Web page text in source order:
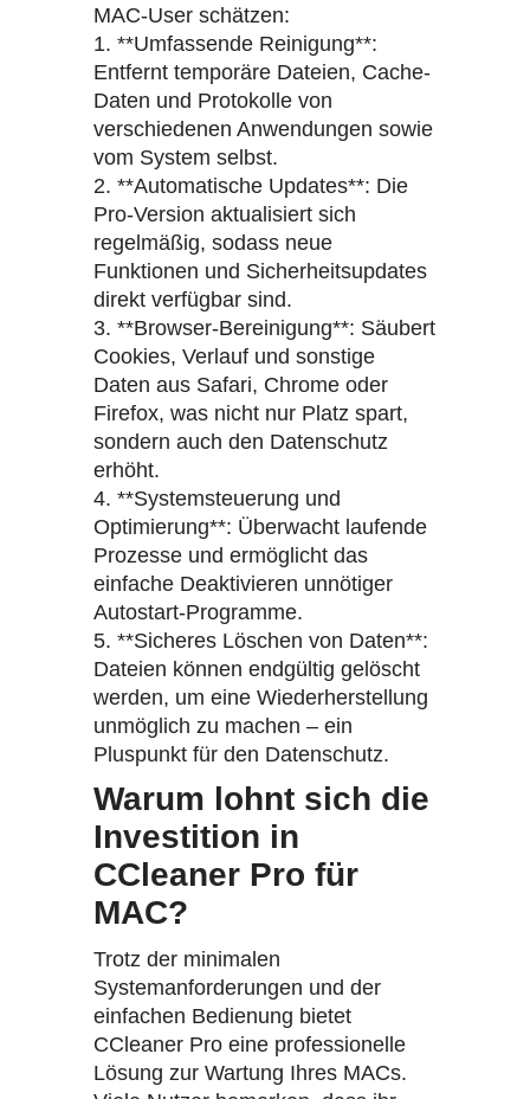
MAC-User schätzen:
1. **Umfassende Reinigung**:
Entfernt temporäre Dateien, Cache-
Daten und Protokolle von
verschiedenen Anwendungen sowie
vom System selbst.
2. **Automatische Updates**: Die
Pro-Version aktualisiert sich
regelmäßig, sodass neue
Funktionen und Sicherheitsupdates
direkt verfügbar sind.
3. **Browser-Bereinigung**: Säubert
Cookies, Verlauf und sonstige
Daten aus Safari, Chrome oder
Firefox, was nicht nur Platz spart,
sondern auch den Datenschutz
erhöht.
4. **Systemsteuerung und
Optimierung**: Überwacht laufende
Prozesse und ermöglicht das
einfache Deaktivieren unnötiger
Autostart-Programme.
5. **Sicheres Löschen von Daten**:
Dateien können endgültig gelöscht
werden, um eine Wiederherstellung
unmöglich zu machen – ein
Pluspunkt für den Datenschutz.
Warum lohnt sich die
Investition in
CCleaner Pro für
MAC?
Trotz der minimalen
Systemanforderungen und der
einfachen Bedienung bietet
CCleaner Pro eine professionelle
Lösung zur Wartung Ihres MACs.